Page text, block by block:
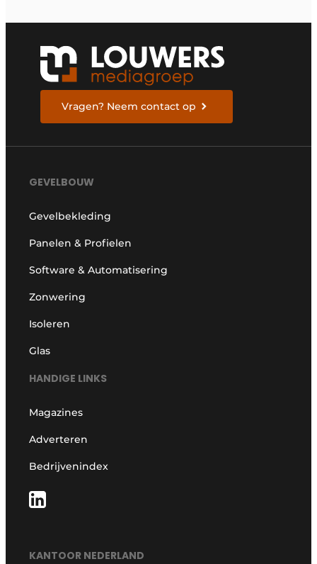
Vragen? Neem contact op
GEVELBOUW
Gevelbekleding
Panelen & Profielen
Software & Automatisering
Zonwering
Isoleren
Glas
HANDIGE LINKS
Magazines
Adverteren
Bedrijvenindex
KANTOOR NEDERLAND